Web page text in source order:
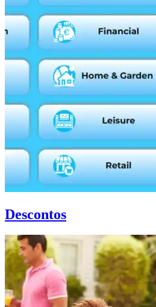
Descontos